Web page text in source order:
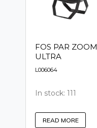
FOS PAR ZOOM
ULTRA
L006064
In stock: 111
READ MORE